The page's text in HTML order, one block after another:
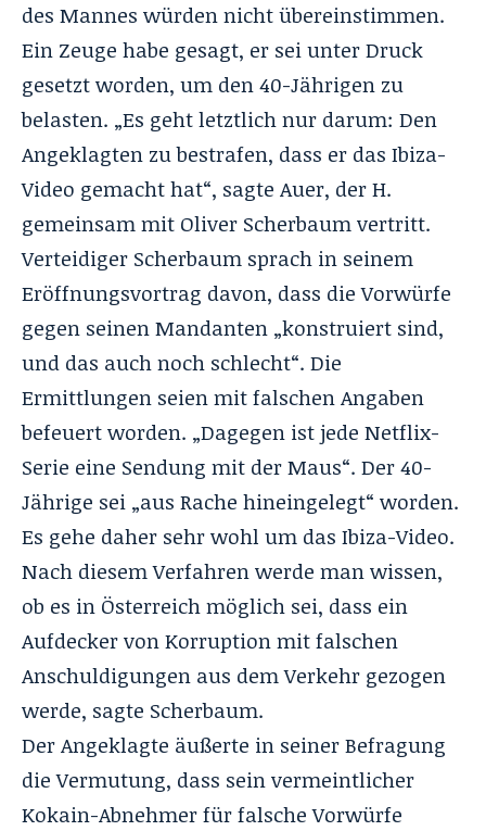
des Mannes würden nicht übereinstimmen.
Ein Zeuge habe gesagt, er sei unter Druck
gesetzt worden, um den 40-Jährigen zu
belasten. „Es geht letztlich nur darum: Den
Angeklagten zu bestrafen, dass er das Ibiza-
Video gemacht hat“, sagte Auer, der H.
gemeinsam mit Oliver Scherbaum vertritt.
Verteidiger Scherbaum sprach in seinem
Eröffnungsvortrag davon, dass die Vorwürfe
gegen seinen Mandanten „konstruiert sind,
und das auch noch schlecht“. Die
Ermittlungen seien mit falschen Angaben
befeuert worden. „Dagegen ist jede Netflix-
Serie eine Sendung mit der Maus“. Der 40-
Jährige sei „aus Rache hineingelegt“ worden.
Es gehe daher sehr wohl um das Ibiza-Video.
Nach diesem Verfahren werde man wissen,
ob es in Österreich möglich sei, dass ein
Aufdecker von Korruption mit falschen
Anschuldigungen aus dem Verkehr gezogen
werde, sagte Scherbaum.
Der Angeklagte äußerte in seiner Befragung
die Vermutung, dass sein vermeintlicher
Kokain-Abnehmer für falsche Vorwürfe